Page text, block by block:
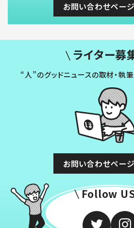
お問い合わせペー
ライター募
“人”のグッドニュースの取材・執
お問い合わせペー
Follow